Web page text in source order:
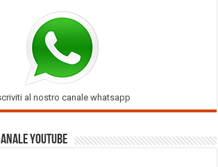
al nostro canale whatsapp
Youtube